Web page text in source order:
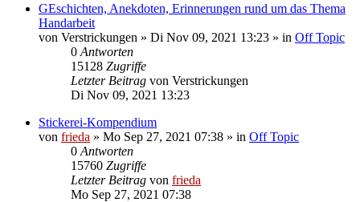
GEschichten, Anekdoten, Erinnerungen rund um das Thema
Handarbeit
von Verstrickungen » Di Nov 09, 2021 13:23 » in Off Topic
0 Antworten
15128 Zugriffe
Letzter Beitrag von Verstrickungen
Di Nov 09, 2021 13:23
Stickerei-Kompendium
von frieda » Mo Sep 27, 2021 07:38 » in Off Topic
0 Antworten
15760 Zugriffe
Letzter Beitrag von frieda
Mo Sep 27, 2021 07:38